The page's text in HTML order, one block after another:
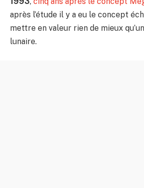
après l’étude il y a eu le concept
mettre en valeur rien de mieux
lunaire.